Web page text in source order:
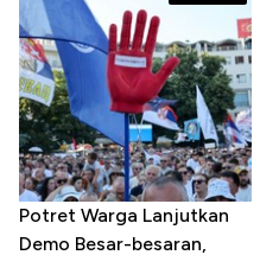
Potret Warga Lanjutkan
Demo Besar-besaran,